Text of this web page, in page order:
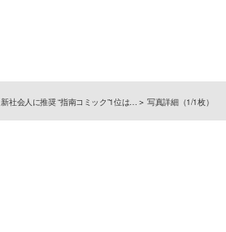
新社会人に推奨 “指南コミック”1位は… 写真詳細（1/1枚）